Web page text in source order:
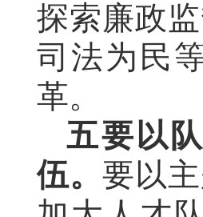
探索廉政
司法为民
革。
五要以
伍。 要以